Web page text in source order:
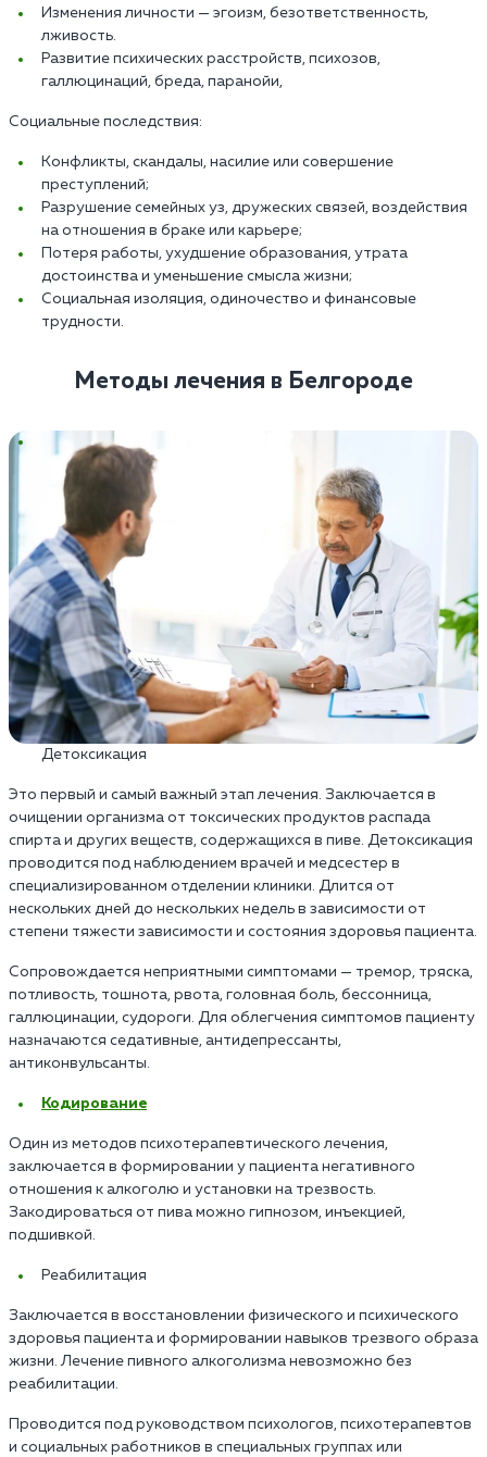
Изменения личности — эгоизм, безответственность,
лживость.
Развитие психических расстройств, психозов,
галлюцинаций, бреда, паранойи,
Социальные последствия:
Конфликты, скандалы, насилие или совершение
преступлений;
Разрушение семейных уз, дружеских связей, воздействия
на отношения в браке или карьере;
Потеря работы, ухудшение образования, утрата
достоинства и уменьшение смысла жизни;
Социальная изоляция, одиночество и финансовые
трудности.
Методы лечения в Белгороде
Детоксикация
Это первый и самый важный этап лечения. Заключается в
очищении организма от токсических продуктов распада
спирта и других веществ, содержащихся в пиве. Детоксикация
проводится под наблюдением врачей и медсестер в
специализированном отделении клиники. Длится от
нескольких дней до нескольких недель в зависимости от
степени тяжести зависимости и состояния здоровья пациента.
Сопровождается неприятными симптомами — тремор, тряска,
потливость, тошнота, рвота, головная боль, бессонница,
галлюцинации, судороги. Для облегчения симптомов пациенту
назначаются седативные, антидепрессанты,
антиконвульсанты.
Кодирование
Один из методов психотерапевтического лечения,
заключается в формировании у пациента негативного
отношения к алкоголю и установки на трезвость.
Закодироваться от пива можно гипнозом, инъекцией,
подшивкой.
Реабилитация
Заключается в восстановлении физического и психического
здоровья пациента и формировании навыков трезвого образа
жизни. Лечение пивного алкоголизма невозможно без
реабилитации.
Проводится под руководством психологов, психотерапевтов
и социальных работников в специальных группах или